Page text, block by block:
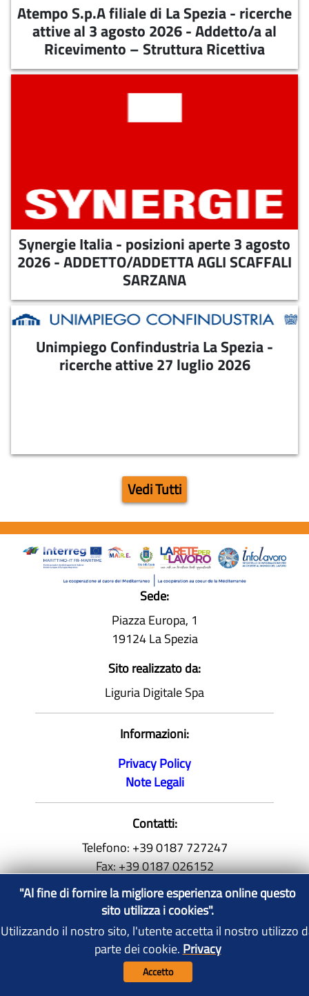
Atempo S.p.A filiale di La Spezia - ricerche
attive al 3 agosto 2026 - Addetto/a al
Ricevimento – Struttura Ricettiva
Atempo S.p.A filiale di La Spezia Si ricerca
Addetto/a al Ricevimento – Struttura Ricettiva
Synergie Italia - posizioni aperte 3 agosto
2026 - ADDETTO/ADDETTA AGLI SCAFFALI
SARZANA
Synergie Italia - posizioni aperte 3
agosto 2026 - ADDETTO/ADDETTA
Synergie Italia - posizioni aperte alla data del 3
agosto 2026
Unimpiego Confindustria La Spezia -
ricerche attive 27 luglio 2026
Unimpiego Confindustria La Spezia -
ricerche attive 27 luglio 2026
Vedi Tutti
Sede:
Piazza Europa, 1
19124 La Spezia
Sito realizzato da:
Liguria Digitale Spa
Informazioni:
Privacy Policy
Note Legali
Contatti:
Telefono: +39 0187 727247
Fax:+39 0187 026152
infolavoro@comune.sp.it
P.IVA00211160114
"Al fine di fornire la migliore esperienza online
questo sito utilizza i cookies".
"Al fine di fornire la migliore esperienza online questo
sito utilizza i cookies".
Utilizzando il nostro sito, l'utente accetta il nostro utilizzo
parte dei cookie. Privacy
Accetto